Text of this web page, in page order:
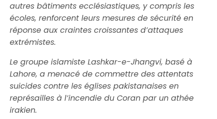
autres bâtiments ecclésiastiques, y compris les
écoles, renforcent leurs mesures de sécurité en
réponse aux craintes croissantes d’attaques
extrémistes.
Le groupe islamiste Lashkar-e-Jhangvi, basé à
Lahore, a menacé de commettre des attentats
suicides contre les églises pakistanaises en
représailles à l’incendie du Coran par un athée
irakien.